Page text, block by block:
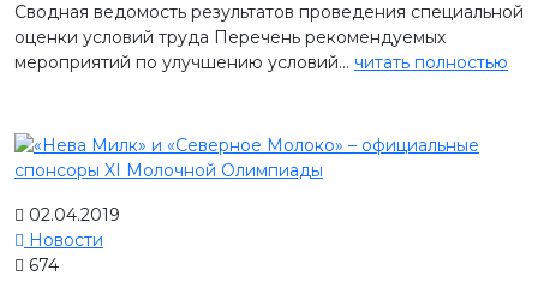
Сводная ведомость результатов проведения специальной
оценки условий труда Перечень рекомендуемых
мероприятий по улучшению условий... читать полностью
02.04.2019
Новости
674